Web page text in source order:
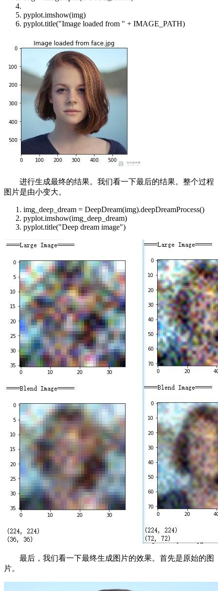
pyplot.imshow(img)
pyplot.title("Image loaded from " + IMAGE_PATH)
进行生成最终的结果。我们看一下最后的结果。整个过程
图片是由小变大。
img_deep_dream = DeepDream(img).deepDreamProcess()
pyplot.imshow(img_deep_dream)
pyplot.title("Deep dream image")
最后，我们看一下最终生成图片的效果。首先是原始的图
片。